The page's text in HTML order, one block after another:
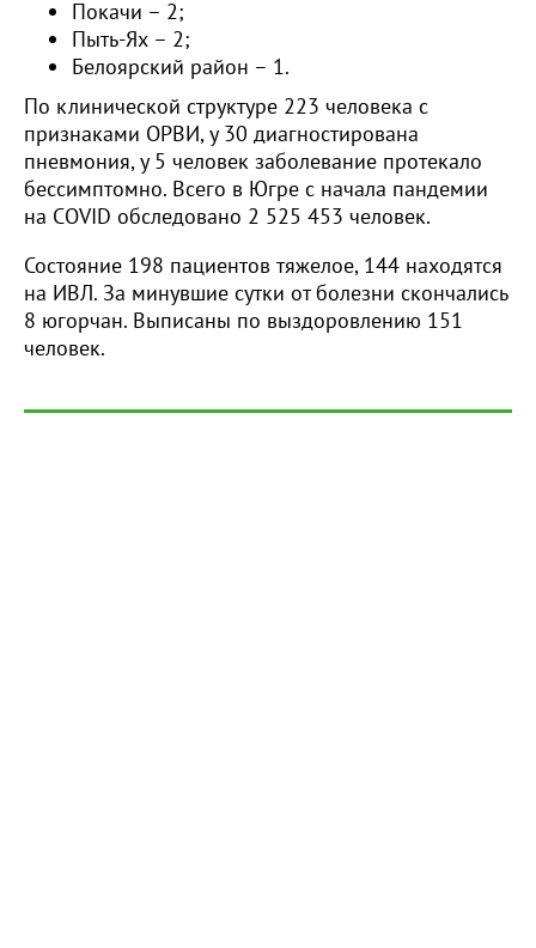
Покачи – 2;
Пыть-Ях – 2;
Белоярский район – 1.
По клинической структуре 223 человека с
признаками ОРВИ, у 30 диагностирована
пневмония, у 5 человек заболевание протекало
бессимптомно. Всего в Югре с начала пандемии
на COVID обследовано 2 525 453 человек.
Состояние 198 пациентов тяжелое, 144 находятся
на ИВЛ. За минувшие сутки от болезни скончались
8 югорчан. Выписаны по выздоровлению 151
человек.